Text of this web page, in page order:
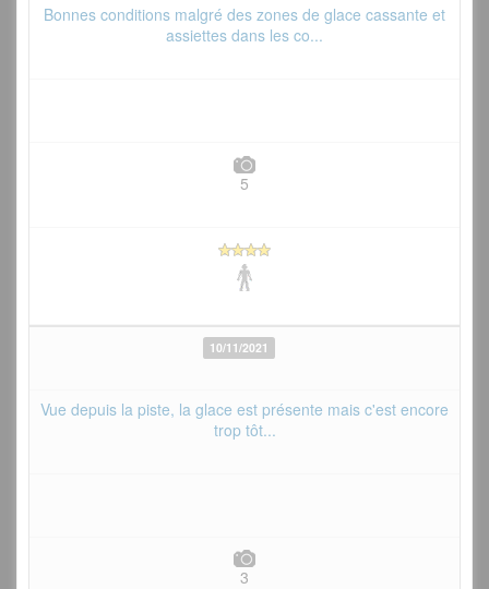
Bonnes conditions malgré des zones de glace cassante et
assiettes dans les co...
5
10/11/2021
Vue depuis la piste, la glace est présente mais c'est encore
trop tôt...
3